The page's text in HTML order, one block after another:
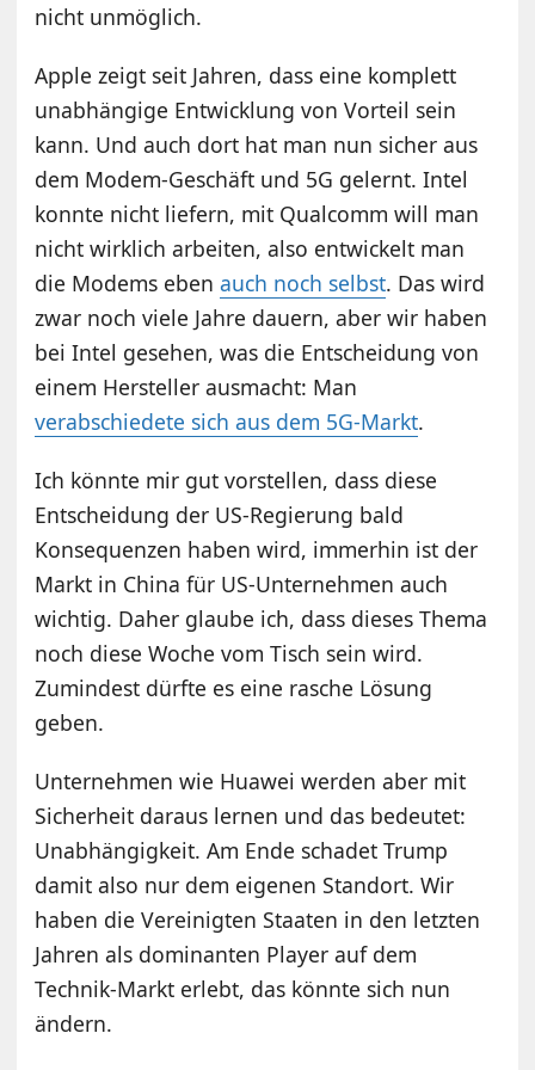
nicht unmöglich.
Apple zeigt seit Jahren, dass eine komplett
unabhängige Entwicklung von Vorteil sein
kann. Und auch dort hat man nun sicher aus
dem Modem-Geschäft und 5G gelernt. Intel
konnte nicht liefern, mit Qualcomm will man
nicht wirklich arbeiten, also entwickelt man
die Modems ebenauch noch selbst. Das wird
zwar noch viele Jahre dauern, aber wir haben
bei Intel gesehen, was die Entscheidung von
einem Hersteller ausmacht: Man
verabschiedete sich aus dem 5G-Markt.
Ich könnte mir gut vorstellen, dass diese
Entscheidung der US-Regierung bald
Konsequenzen haben wird, immerhin ist der
Markt in China für US-Unternehmen auch
wichtig. Daher glaube ich, dass dieses Thema
noch diese Woche vom Tisch sein wird.
Zumindest dürfte es eine rasche Lösung
geben.
Unternehmen wie Huawei werden aber mit
Sicherheit daraus lernen und das bedeutet:
Unabhängigkeit. Am Ende schadet Trump
damit also nur dem eigenen Standort. Wir
haben die Vereinigten Staaten in den letzten
Jahren als dominanten Player auf dem
Technik-Markt erlebt, das könnte sich nun
ändern.